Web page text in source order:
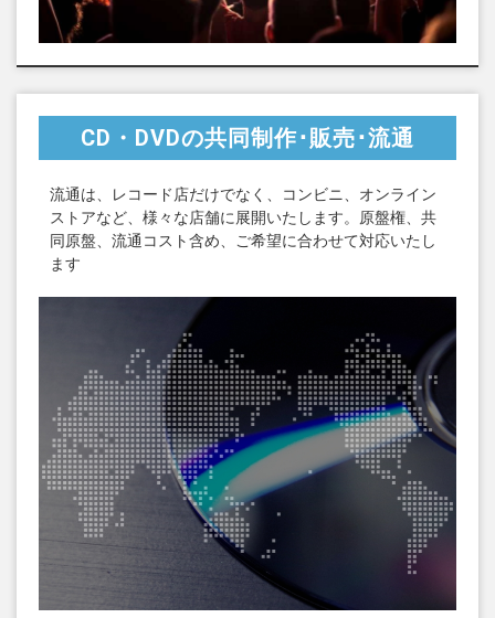
CD・DVDの共同制作･販売･流通
流通は、レコード店だけでなく、コンビニ、オンライン
ストアなど、様々な店舗に展開いたします。原盤権、共
同原盤、流通コスト含め、ご希望に合わせて対応いたし
ます